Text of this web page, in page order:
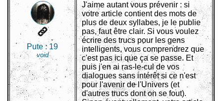
Pute : 19
void
J'aime autant vous prévenir : si
votre article contient des mots de
plus de deux syllabes, je le publie
pas, faut être clair. Si vous voulez
écrire des trucs pour les gens
intelligents, vous comprendrez que
c'est pas ici que ça se passe. Et
puis j'en ai ras-le-cul de vos
dialogues sans intérêt si ce n'est
pour l'avenir de l'Univers (et
d'autres trucs dont on se fout).